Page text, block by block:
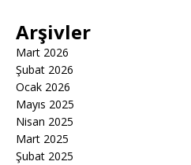
Arşivler
Mart 2026
Şubat 2026
Ocak 2026
Mayıs 2025
Nisan 2025
Mart 2025
Şubat 2025